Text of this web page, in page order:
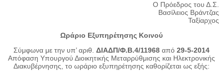
Ο Πρόεδρος του Δ.Σ.
Βασίλειος Βράντζας
Ταξίαρχος
Ωράριο Εξυπηρέτησης Κοινού
Σύμφωνα με την υπ’ αριθ. ΔΙΑΔΠ/Φ.Β.4/11968 από 29-5-2014
Απόφαση Υπουργού Διοικητικής Μεταρρύθμισης και Ηλεκτρονικής
Διακυβέρνησης, το ωράριο εξυπηρέτησης καθορίζεται ως εξής: